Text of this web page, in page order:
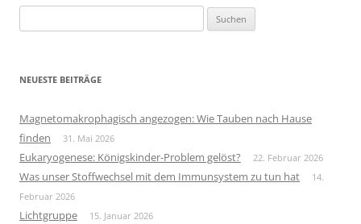
nach:
NEUESTE BEITRÄGE
Magnetomakrophagisch angezogen: Wie Tauben nach Hause
finden
31. Mai 2026
Eukaryogenese: Königskinder-Problem gelöst? 22. Februar 2026
Was unser Stoffwechsel mit dem Immunsystem zu tun hat
14.
Februar 2026
Lichtgruppe 15. Januar 2026